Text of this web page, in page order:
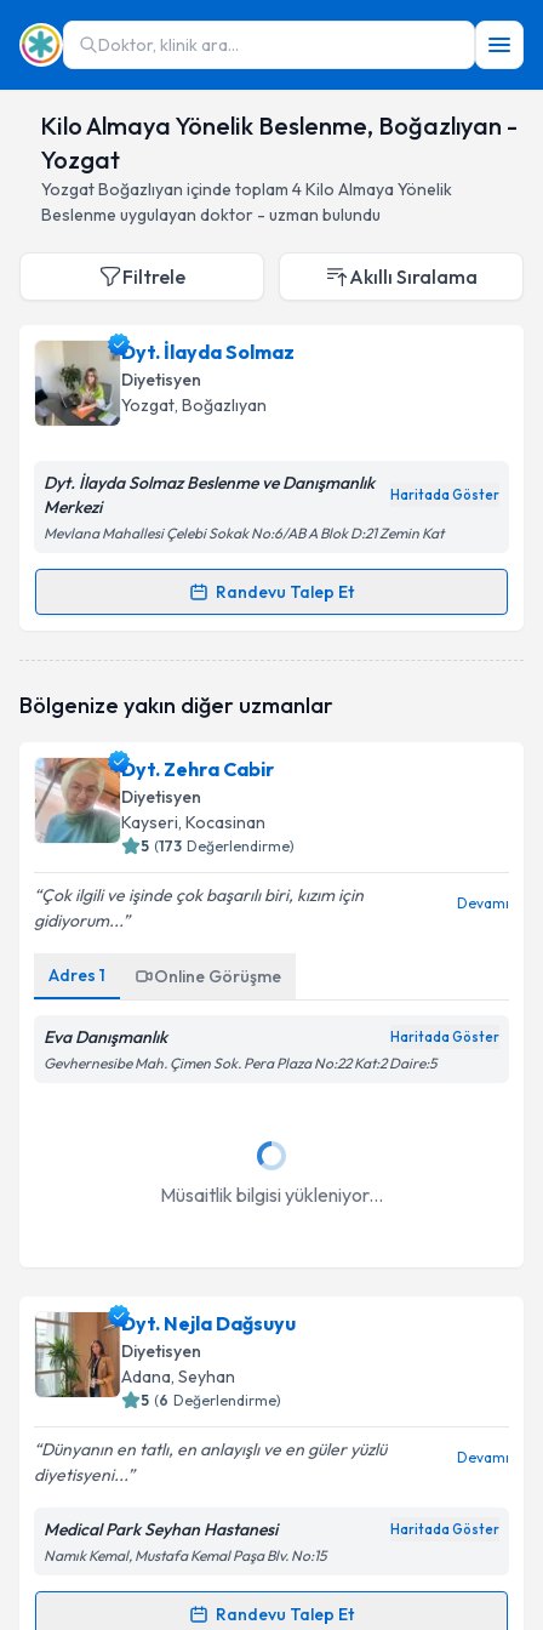
Doktor, klinik ara...
Kilo Almaya Yönelik Beslenme, Boğazlıyan -
Yozgat
YozgatBoğazlıyan içinde toplam 4Kilo Almaya Yönelik
Beslenme uygulayan doktor - uzman bulundu
Filtrele Akıllı Sıralama
Dyt. İlayda Solmaz
Diyetisyen
Yozgat, Boğazlıyan
Dyt. İlayda Solmaz Beslenme ve Danışmanlık
Merkezi
Haritada Göster
Mevlana Mahallesi Çelebi Sokak No:6/AB A Blok D:21 Zemin Kat
Randevu Talep Et
Randevu Takvimi Talebi
oluşturun. Size bu uzmandan randevu almanız için bir
E-posta Adresiniz
Kişisel verilerimin işlenmesine ilişkin
Aydınlatma
Metni
Takvim Talebini Gönder
Bölgenize yakın diğer uzmanlar
Dyt. Zehra Cabir
Diyetisyen
Kayseri, Kocasinan
5 (173 Değerlendirme)
Çok ilgili ve işinde çok başarılı biri, kızım için
gidiyorum...
Devamı
Adres 1 Online Görüşme
Eva Danışmanlık Haritada Göster
Gevhernesibe Mah. Çimen Sok. Pera Plaza No:22 Kat:2 Daire:5
Müsaitlik bilgisi yükleniyor...
Dyt. Nejla Dağsuyu
Diyetisyen
Adana, Seyhan
5 (6 Değerlendirme)
Dünyanın en tatlı, en anlayışlı ve en güler yüzlü
diyetisyeni...
Devamı
Medical Park Seyhan Hastanesi Haritada Göster
Namık Kemal, Mustafa Kemal Paşa Blv. No:15
Randevu Talep Et